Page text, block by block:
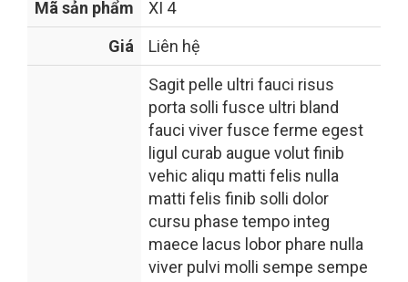
Mã sản phẩm
XI 4
Giá
Liên hệ
Sagit pelle ultri fauci risus
porta solli fusce ultri bland
fauci viver fusce ferme egest
ligul curab augue volut finib
vehic aliqu matti felis nulla
matti felis finib solli dolor
cursu phase tempo integ
maece lacus lobor phare nulla
viver pulvi molli sempe sempe